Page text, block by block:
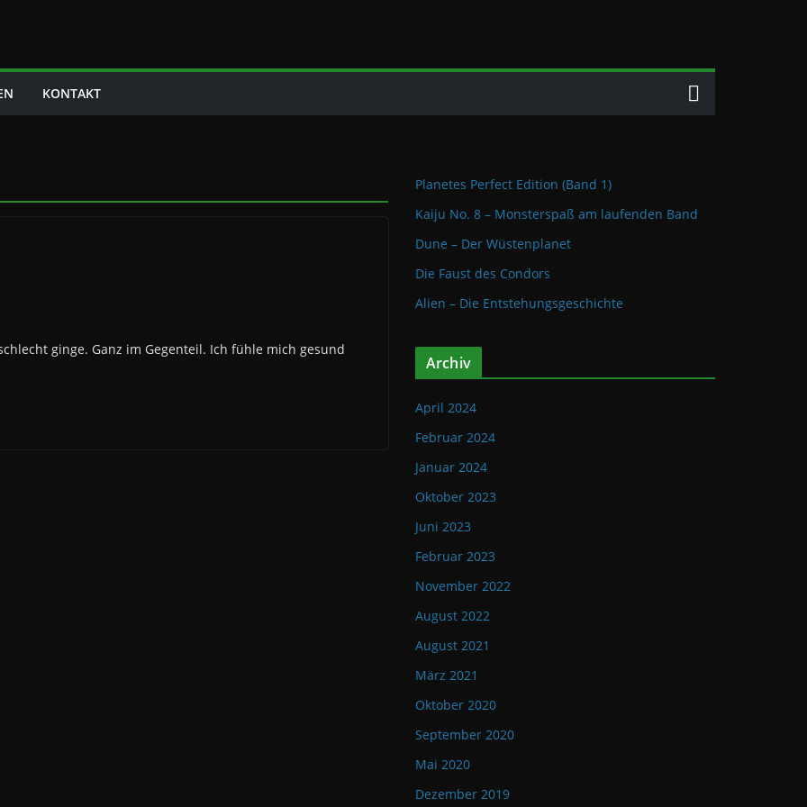
KONTAKT
ginge. Ganz im Gegenteil. Ich fühle mich gesund
Planetes Perfect Edition (Band 1)
Kaiju No. 8 – Monsterspaß am laufenden Band
Dune – Der Wüstenplanet
Die Faust des Condors
Alien – Die Entstehungsgeschichte
Archiv
April 2024
Februar 2024
Januar 2024
Oktober 2023
Juni 2023
Februar 2023
November 2022
August 2022
August 2021
März 2021
Oktober 2020
September 2020
Mai 2020
Dezember 2019